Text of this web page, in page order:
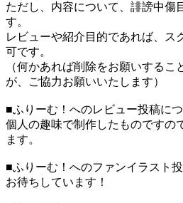
ただし、内容について、誹謗中傷
す。
レビューや紹介目的であれば、ス
可です。
（何かあれば削除をお願いするこ
が、ご協力お願いいたします）
■ふりーむ！へのレビュー投稿に
個人の趣味で制作したものですの
ます。
■ふりーむ！へのファンイラスト
お待ちしています！